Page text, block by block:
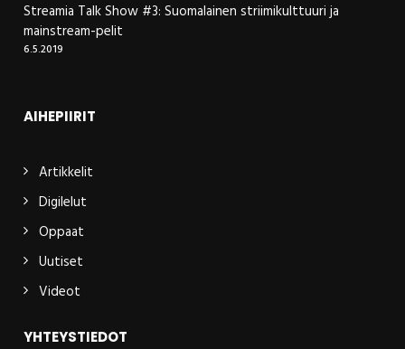
Streamia Talk Show #3: Suomalainen striimikulttuuri ja
mainstream-pelit
6.5.2019
AIHEPIIRIT
Artikkelit
Digilelut
Oppaat
Uutiset
Videot
YHTEYSTIEDOT